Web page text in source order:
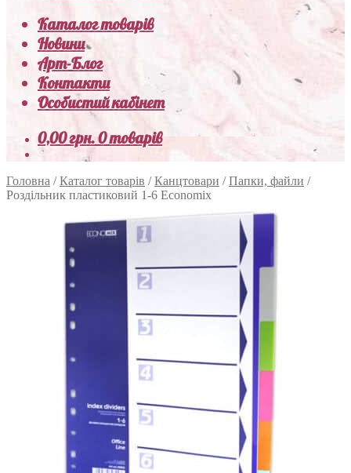
Каталог товарів
Новини
Арт-Блог
Контакти
Особистий кабінет
0,00грн.0 товарів
Головна /Каталог товарів /Канцтовари /Папки, файли /
Роздільник пластиковий 1-6 Economix